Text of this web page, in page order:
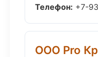
Телефон: +7-
ООО Pro